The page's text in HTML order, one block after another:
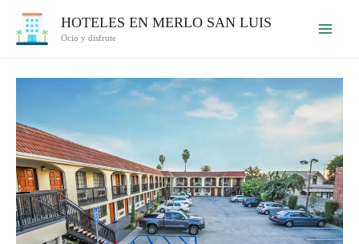
HOTELES EN MERLO SAN LUIS
Ocio y disfrute